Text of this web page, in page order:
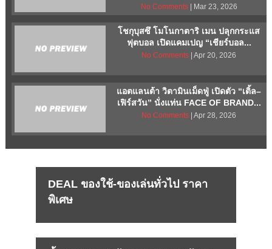
No Comments| Mar 23, 2026
โชกุบุสซึ โมโนกาตาริ เมน ปลุกกระแส
ฟุตบอล เปิดแคมเปญ “เชียร์บอล...
No Comments | Apr 20, 2026
แอตแลนต้า วิตามินเม็ดฟู่ เปิดตัว “เติ้ล–
เฟิร์สวัน” นั่งแท่น FACE OF BRAND...
No Comments | Apr 28, 2026
DEAL ของใช้-ของเล่นทั่วไป ราคา
พิเศษ